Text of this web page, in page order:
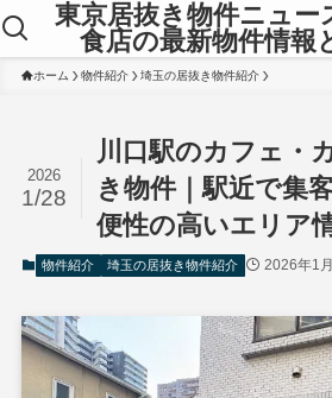
東京居抜き物件ニュー
食店の最新物件情報
ホーム 物件紹介 埼玉の居抜き物件紹介
川口駅のカフェ・
き物件｜駅近で集
便性の高いエリア
2026
1/28
物件紹介 埼玉の居抜き物件紹介 2026年1